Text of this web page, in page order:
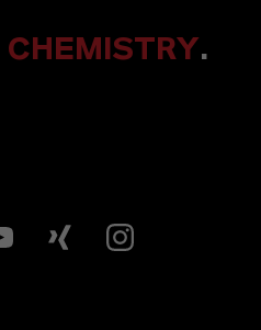
CHEMISTRY.